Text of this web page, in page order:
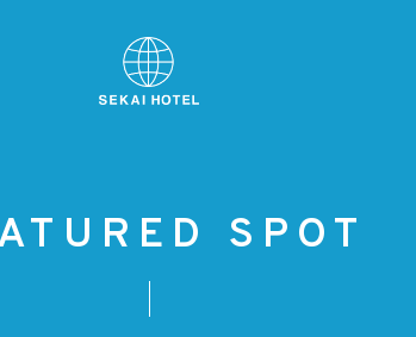
SPOT